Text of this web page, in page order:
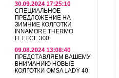
30.09.2024 17:25:10
СПЕЦИАЛЬНОЕ
ПРЕДЛОЖЕНИЕ НА
ЗИМНИЕ КОЛГОТКИ
INNAMORE THERMO
FLEECE 300
09.08.2024 13:08:40
ПРЕДСТАВЛЯЕМ ВАШЕМУ
ВНИМАНИЮ НОВЫЕ
КОЛГОТКИ OMSA LADY 40